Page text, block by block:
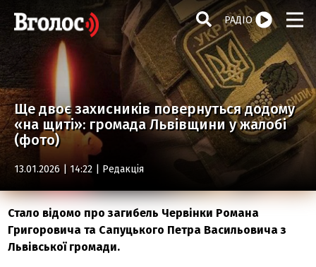
РАДІО
Ще двоє захисників повернуться додому
«на щиті»: громада Львівщини у жалобі
(фото)
13.01.2026 | 14:22 | Редакція
Стало відомо про загибель Червінки Романа
Григоровича та Сапуцького Петра Васильовича з
Львівської громади.